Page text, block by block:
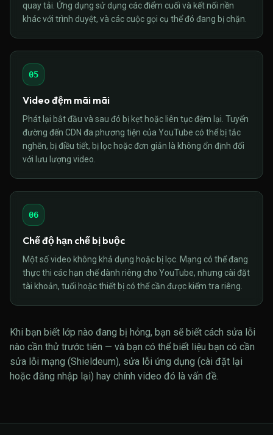
quay tải. Ứng dụng sử dụng các điểm cuối và kết nối nền
khác với trình duyệt, và các cuộc gọi cụ thể đó đang bị chặn.
05
Video đệm mãi mãi
Phát lại bắt đầu và sau đó bị kẹt hoặc liên tục đệm lại. Tuyến
đường đến CDN đa phương tiện của YouTube có thể bị tắc
nghẽn, bị điều tiết, bị lọc hoặc đơn giản là không ổn định đối
với lưu lượng video.
06
Chế độ hạn chế bị buộc
Một số video không khả dụng hoặc bị lọc. Mạng có thể đang
thực thi các hạn chế dành riêng cho YouTube, nhưng cài đặt
tài khoản, tuổi hoặc thiết bị có thể cần được kiểm tra riêng.
Khi bạn biết lớp nào đang bị hỏng, bạn sẽ biết cách sửa lỗi
nào cần thử trước tiên — và bạn có thể biết liệu bạn có cần
sửa lỗi mạng (Shieldeum), sửa lỗi ứng dụng (cài đặt lại
hoặc đăng nhập lại) hay chính video đó là vấn đề.